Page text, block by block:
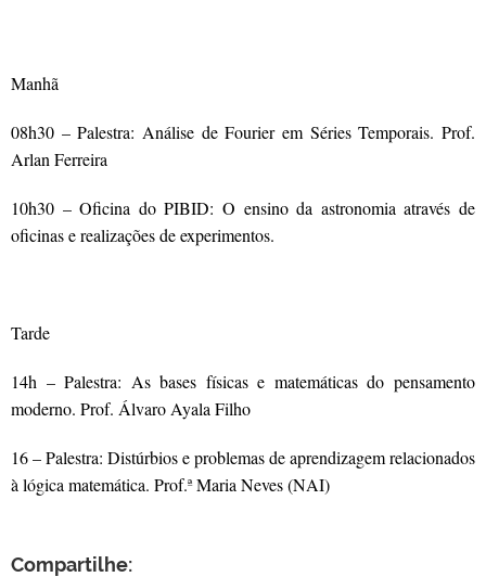
Manhã
08h30 – Palestra: Análise de Fourier em Séries Temporais. Prof.
Arlan Ferreira
10h30 – Oficina do PIBID: O ensino da astronomia através de
oficinas e realizações de experimentos.
Tarde
14h – Palestra: As bases físicas e matemáticas do pensamento
moderno. Prof. Álvaro Ayala Filho
16 – Palestra: Distúrbios e problemas de aprendizagem relacionados
à lógica matemática. Prof.ª Maria Neves (NAI)
Compartilhe: